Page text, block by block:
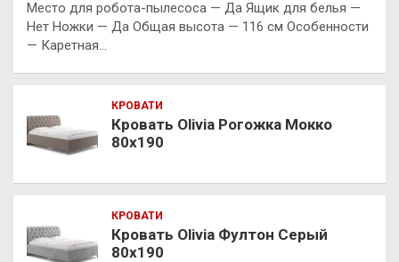
Место для робота-пылесоса — Да Ящик для белья —
Нет Ножки — Да Общая высота — 116 см Особенности
— Каретная…
КРОВАТИ
Кровать Olivia Рогожка Мокко
80х190
КРОВАТИ
Кровать Olivia Фултон Серый
80х190